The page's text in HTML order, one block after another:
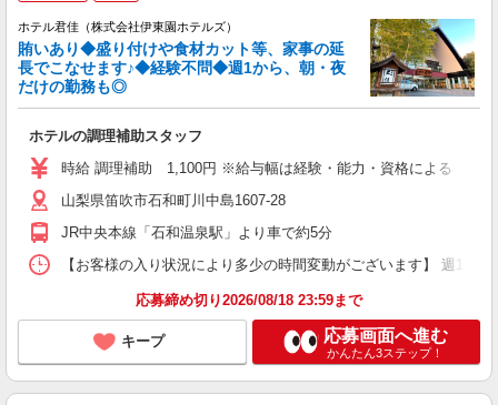
ホテル君佳（株式会社伊東園ホテルズ）
賄いあり◆盛り付けや食材カット等、家事の延
長でこなせます♪◆経験不問◆週1から、朝・夜
だけの勤務も◎
ホテルの調理補助スタッフ
時給 調理補助 1,100円 ※給与幅は経験・能力・資格による
山梨県笛吹市石和町川中島1607-28
JR中央本線「石和温泉駅」より車で約5分
【お客様の入り状況により多少の時間変動がございます】 週1日
応募締め切り2026/08/18 23:59まで
キープ 応募画面へ進む
かんたん3ステップ！